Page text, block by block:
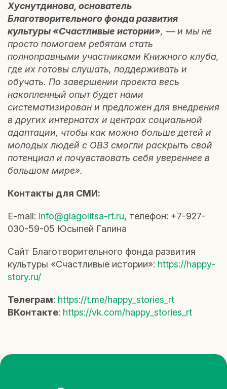
Хуснутдинова, основатель
Благотворительного фонда развития
культуры «Счастливые истории», — и мы не
просто помогаем ребятам стать
полноправными участниками Книжного клуба,
где их готовы слушать, поддерживать и
обучать. По завершении проекта весь
накопленный опыт будет нами
систематизирован и предложен для внедрения
в других интернатах и центрах социальной
адаптации, чтобы как можно больше детей и
молодых людей с ОВЗ смогли раскрыть свой
потенциал и почувствовать себя увереннее в
большом мире».
Контакты для СМИ:
E-mail: info@glagolitsa-rt.ru, телефон: +7-927-
030-59-05 Юсыпей Галина
Сайт Благотворительного фонда развития
культуры «Счастливые истории»: https://happy-
story.ru/
Телеграм: https://t.me/happy_stories_rt
ВКонтакте: https://vk.com/happy_stories_rt